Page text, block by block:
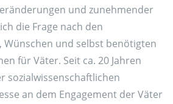
und zunehmender
die Frage nach den
Wünschen und selbst benötigten
für Väter. Seit ca. 20 Jahren
sozialwissenschaftlichen
an dem Engagement der Väter